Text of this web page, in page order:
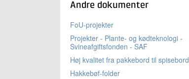
Andre dokumenter
FoU-projekter
Projekter - Plante- og kødteknologi -
Svineafgiftsfonden - SAF
Høj kvalitet fra pakkebord til spisebord
Hakkebøf-folder